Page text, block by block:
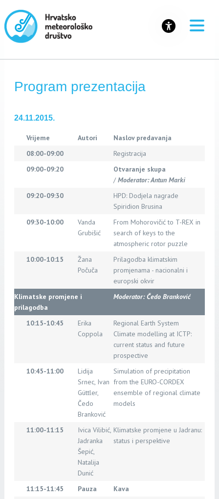
Program prezentacija
24.11.2015.
Vrijeme Autori
Naslov predavanja
08:00-09:00
Registracija
09:00-09:20
Otvaranje skupa
/Moderator: Antun Marki
09:20-09:30
HPD: Dodjela nagrade
Spiridion Brusina
09:30-10:00
Vanda
Grubišić
From Mohorovičić to T-REX in
search of keys to the
atmospheric rotor puzzle
10:00-10:15
Žana
Počuča
Prilagodba klimatskim
promjenama - nacionalni i
europski okvir
Klimatske promjene i
prilagodba
Moderator: Čedo Branković
10:15-10:45
Erika
Coppola
Regional Earth System
Climate modelling at ICTP:
current status and future
prospective
10:45-11:00
Lidija
Srnec, Ivan
Güttler,
Čedo
Branković
Simulation of precipitation
from the EURO-CORDEX
ensemble of regional climate
models
11:00-11:15
Ivica Vilibić,
Jadranka
Šepić,
Natalija
Dunić
Klimatske promjene u Jadranu:
status i perspektive
11:15-11:45 Pauza
Kava